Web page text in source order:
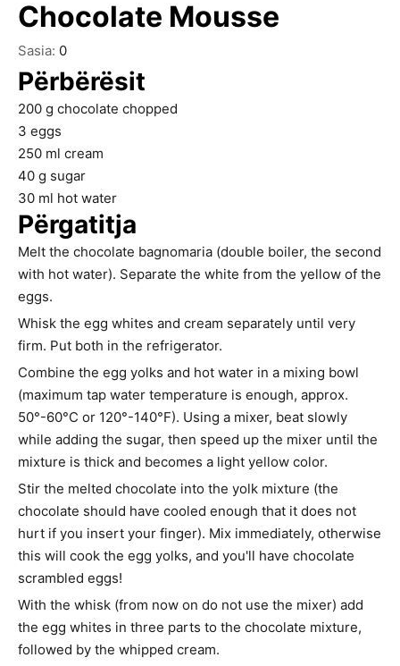
Chocolate Mousse
Sasia: 0
Përbërësit
200 g chocolate chopped
3 eggs
250 ml cream
40 g sugar
30 ml hot water
Përgatitja
Melt the chocolate bagnomaria (double boiler, the second
with hot water). Separate the white from the yellow of the
eggs.
Whisk the egg whites and cream separately until very
firm. Put both in the refrigerator.
Combine the egg yolks and hot water in a mixing bowl
(maximum tap water temperature is enough, approx.
50°-60°C or 120°-140°F). Using a mixer, beat slowly
while adding the sugar, then speed up the mixer until the
mixture is thick and becomes a light yellow color.
Stir the melted chocolate into the yolk mixture (the
chocolate should have cooled enough that it does not
hurt if you insert your finger). Mix immediately, otherwise
this will cook the egg yolks, and you'll have chocolate
scrambled eggs!
With the whisk (from now on do not use the mixer) add
the egg whites in three parts to the chocolate mixture,
followed by the whipped cream.